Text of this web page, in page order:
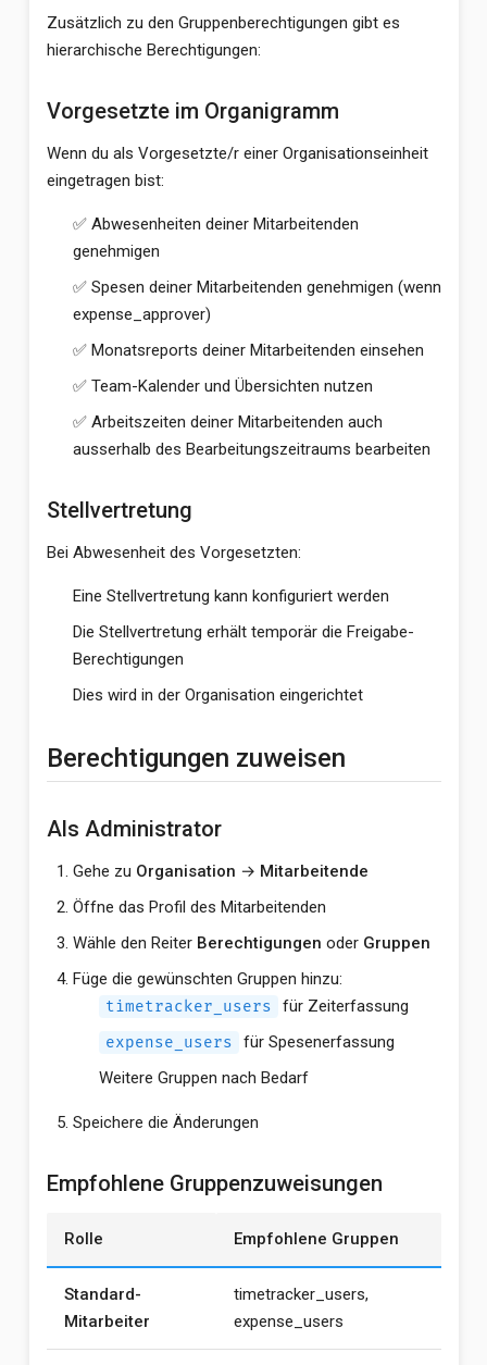
Zusätzlich zu den Gruppenberechtigungen gibt es
hierarchische Berechtigungen:
Vorgesetzte im Organigramm
Wenn du als Vorgesetzte/r einer Organisationseinheit
eingetragen bist:
✅ Abwesenheiten deiner Mitarbeitenden
genehmigen
✅ Spesen deiner Mitarbeitenden genehmigen (wenn
expense_approver)
✅ Monatsreports deiner Mitarbeitenden einsehen
✅ Team-Kalender und Übersichten nutzen
✅ Arbeitszeiten deiner Mitarbeitenden auch
ausserhalb des Bearbeitungszeitraums bearbeiten
Stellvertretung
Bei Abwesenheit des Vorgesetzten:
Eine Stellvertretung kann konfiguriert werden
Die Stellvertretung erhält temporär die Freigabe-
Berechtigungen
Dies wird in der Organisation eingerichtet
Berechtigungen zuweisen
Als Administrator
Gehe zu Organisation → Mitarbeitende
Öffne das Profil des Mitarbeitenden
Wähle den Reiter Berechtigungen oder Gruppen
Füge die gewünschten Gruppen hinzu:
timetracker_users für Zeiterfassung
expense_users
für Spesenerfassung
Weitere Gruppen nach Bedarf
Speichere die Änderungen
Empfohlene Gruppenzuweisungen
Rolle Empfohlene Gruppen
Standard-
Mitarbeiter
timetracker_users,
expense_users